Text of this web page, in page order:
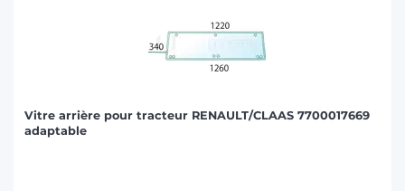
Vitre arrière pour tracteur RENAULT/CLAAS 7700017669
adaptable